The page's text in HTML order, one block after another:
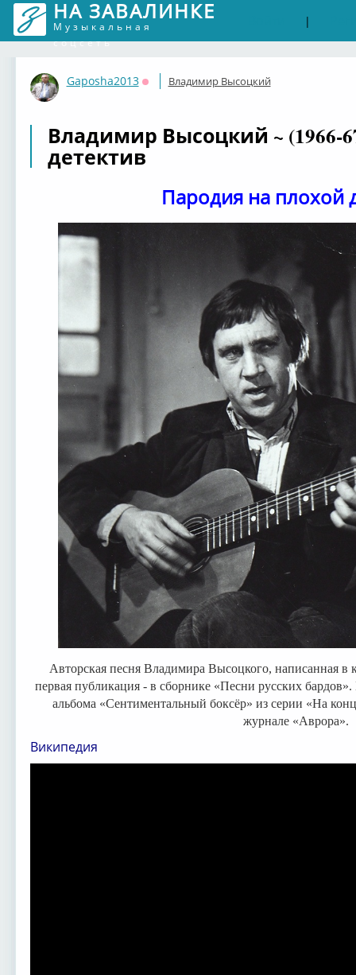
НА ЗАВАЛИНКЕ
Музыкальная
соцсеть
|
Gaposha2013
Оффлайн
Владимир Высоцкий
Владимир Высоцкий ~ (1966-
детектив
Пародия на плохой
Авторская песня Владимира Высоцкого, написанная в
первая публикация - в сборнике «Песни русских
альбома «Сентиментальный боксёр» из серии «На
журнале «Аврора».
Википедия